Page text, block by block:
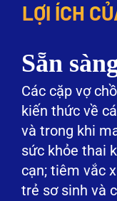
LỢI ÍCH
Sẵn
Các cặp vợ
kiến thức về
và trong khi
sức khỏe thai
cạn; tiêm vắc
trẻ sơ sinh và